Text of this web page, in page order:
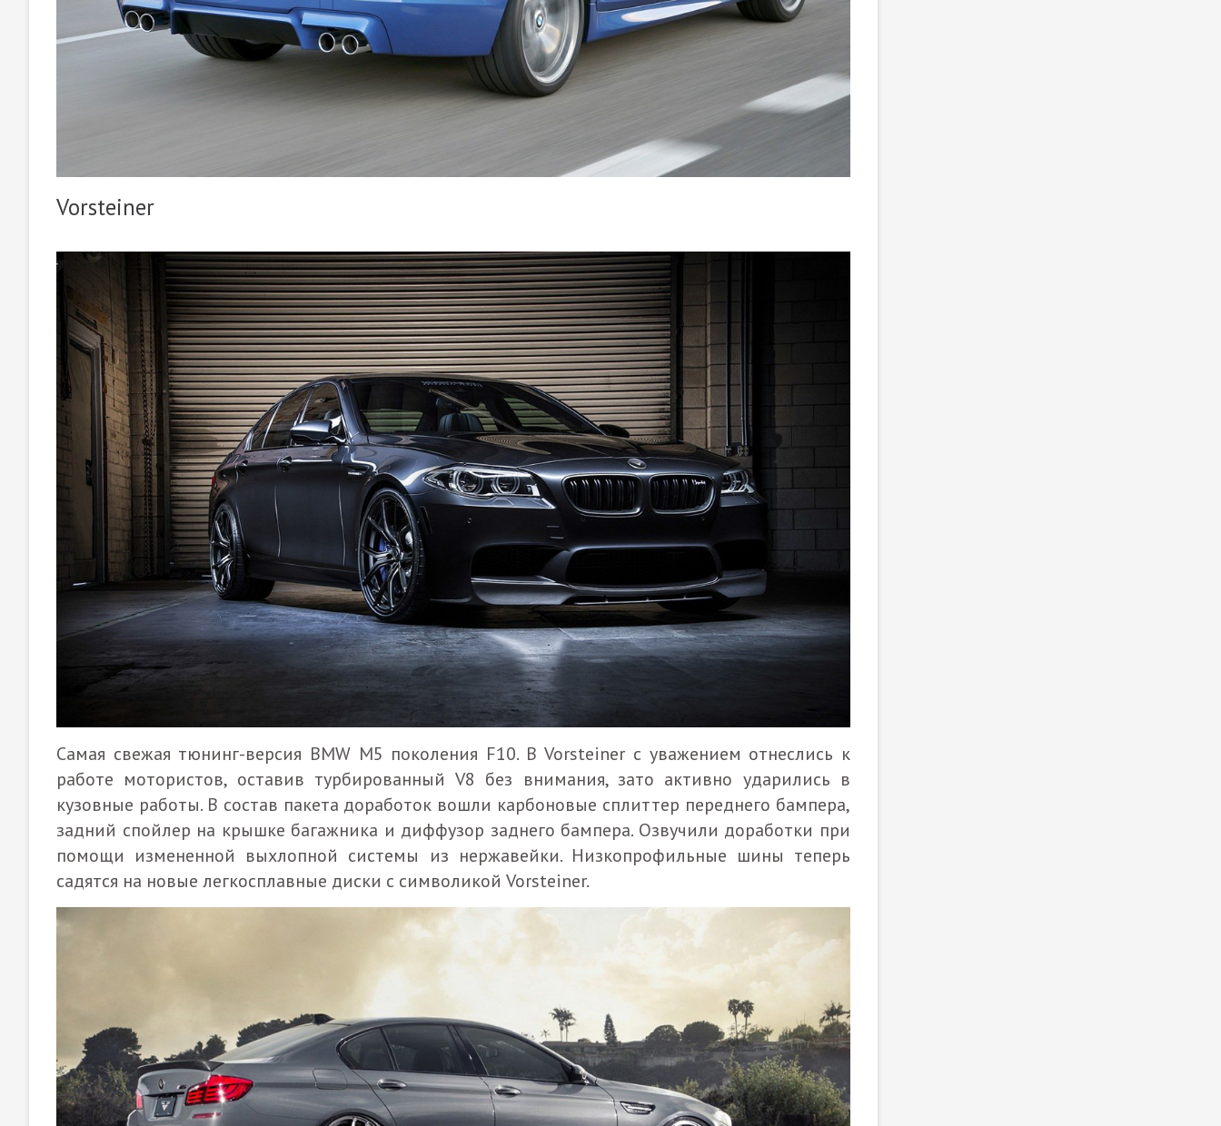
Vorsteiner
Самая свежая тюнинг-версия BMW M5 поколения F10. В Vorsteiner с уважением отнеслись к
работе мотористов, оставив турбированный V8 без внимания, зато активно ударились в
кузовные работы. В состав пакета доработок вошли карбоновые сплиттер переднего бампера,
задний спойлер на крышке багажника и диффузор заднего бампера. Озвучили доработки при
помощи измененной выхлопной системы из нержавейки. Низкопрофильные шины теперь
садятся на новые легкосплавные диски с символикой Vorsteiner.